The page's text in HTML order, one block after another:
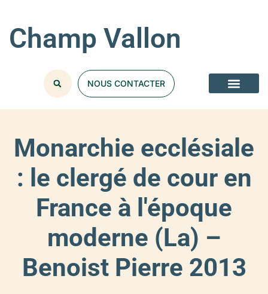
Champ Vallon
NOUS CONTACTER
Monarchie ecclésiale
: le clergé de cour en
France à l'époque
moderne (La) –
Benoist Pierre 2013